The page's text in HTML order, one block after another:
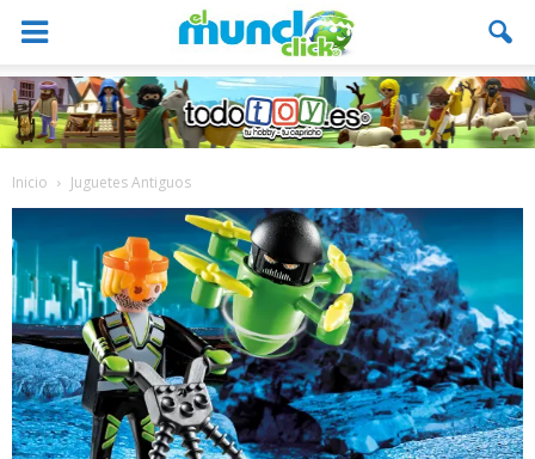
Inicio Juguetes Antiguos